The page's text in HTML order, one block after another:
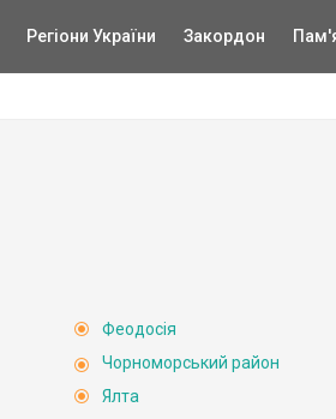
Регіони України Закордон
Феодосія
Чорноморський район
Ялта